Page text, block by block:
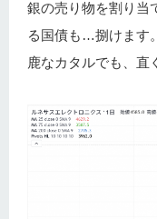
銀の売り物を割り当
る国債も…捌けます
鹿なカタルでも、直